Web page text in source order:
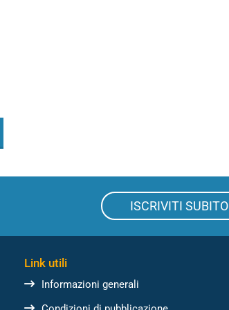
ISCRIVITI SUBITO
Link utili
Informazioni generali